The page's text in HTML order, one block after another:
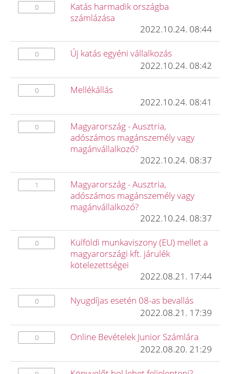
0
Katás harmadik országba
számlázása
2022.10.24. 08:44
0
Új katás egyéni vállalkozás
2022.10.24. 08:42
0
Mellékállás
2022.10.24. 08:41
0
Magyarország - Ausztria,
adószámos magánszemély vagy
magánvállalkozó?
2022.10.24. 08:37
1
Magyarország - Ausztria,
adószámos magánszemély vagy
magánvállalkozó?
2022.10.24. 08:37
0
Külföldi munkaviszony (EU) mellet a
magyarországi kft. járulék
kötelezettségei
2022.08.21. 17:44
0
Nyugdíjas esetén 08-as bevallás
2022.08.21. 17:39
0
Online Bevételek Junior Számlára
2022.08.20. 21:29